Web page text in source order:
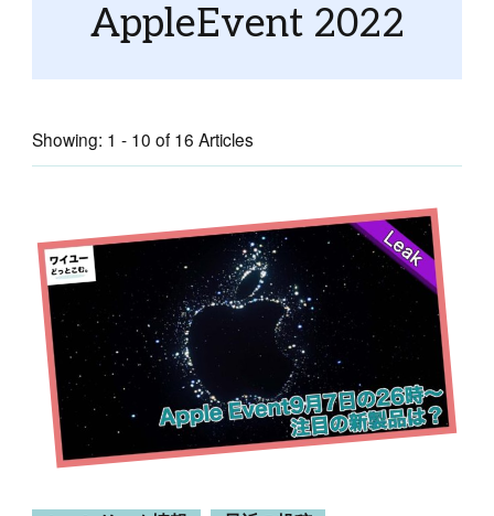
AppleEvent 2022
Showing: 1 - 10 of 16 Articles